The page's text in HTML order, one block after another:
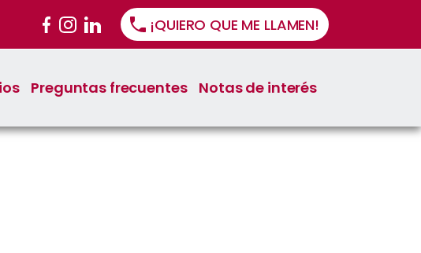
¡QUIERO QUE ME LLAMEN!
Preguntas frecuentes Notas de interés